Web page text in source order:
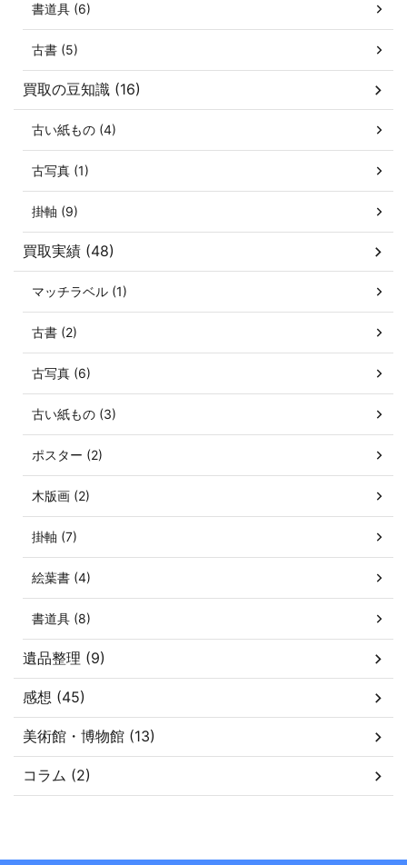
書道具 (6)
古書 (5)
買取の豆知識 (16)
古い紙もの (4)
古写真 (1)
掛軸 (9)
買取実績 (48)
マッチラベル (1)
古書 (2)
古写真 (6)
古い紙もの (3)
ポスター (2)
木版画 (2)
掛軸 (7)
絵葉書 (4)
書道具 (8)
遺品整理 (9)
感想 (45)
美術館・博物館 (13)
コラム (2)